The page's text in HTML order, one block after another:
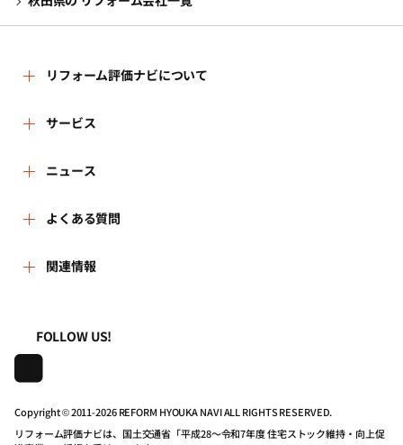
リフォーム評価ナビについて
リフォーム評価ナビとは
運営体制
はじめての方へ
事務局へのお問い合せ
リフォーム会社一覧
住宅関連機関リンク集
サービス
リフォーム会社を探す
リフォーム事例を見る
リフォームを相談する
動画で学べるリフォームの基礎知識
マイページの活用
ニュース
新着情報
講習会・セミナー
よくある質問
よくある質問
プライバシーポリシー
動作推奨環境について
関連情報
株式会社日本建築住宅センター
FOLLOW US!
Copyright © 2011-2026 REFORM HYOUKA NAVI ALL RIGHTS RESERVED.
リフォーム評価ナビは、国土交通省「平成28～令和7年度 住宅ストック維持・向上促